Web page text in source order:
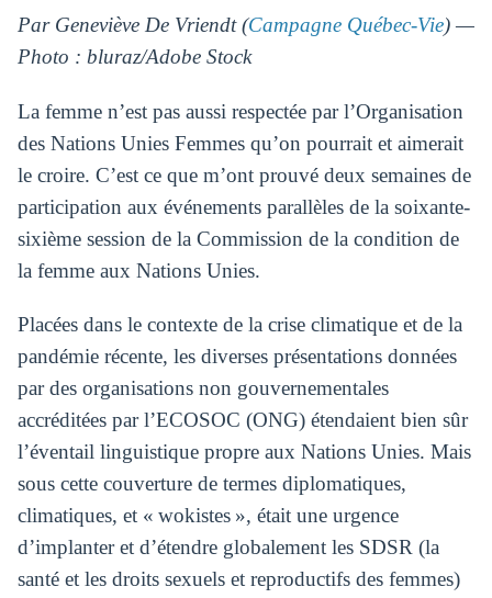
Par Geneviève De Vriendt (Campagne Québec-Vie) —
Photo : bluraz/Adobe Stock
La femme n’est pas aussi respectée par l’Organisation
des Nations Unies Femmes qu’on pourrait et aimerait
le croire. C’est ce que m’ont prouvé deux semaines de
participation aux événements parallèles de la soixante-
sixième session de la Commission de la condition de
la femme aux Nations Unies.
Placées dans le contexte de la crise climatique et de la
pandémie récente, les diverses présentations données
par des organisations non gouvernementales
accréditées par l’ECOSOC (ONG) étendaient bien sûr
l’éventail linguistique propre aux Nations Unies. Mais
sous cette couverture de termes diplomatiques,
climatiques, et « wokistes », était une urgence
d’implanter et d’étendre globalement les SDSR (la
santé et les droits sexuels et reproductifs des femmes)